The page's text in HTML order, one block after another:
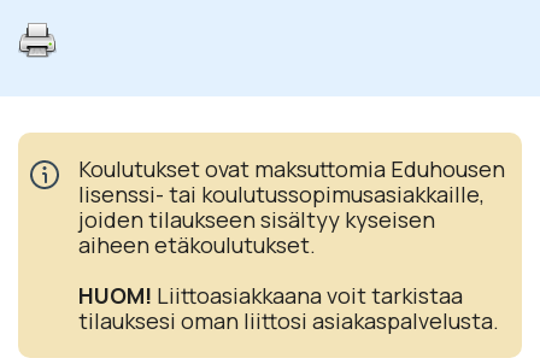
Koulutukset ovat maksuttomia Eduhousen
lisenssi- tai koulutussopimusasiakkaille,
joiden tilaukseen sisältyy kyseisen
aiheen etäkoulutukset.
HUOM! Liittoasiakkaana voit tarkistaa
tilauksesi oman liittosi asiakaspalvelusta.